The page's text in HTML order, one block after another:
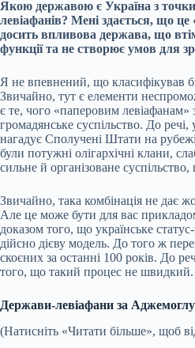
Якою державою є Україна з точки
левіафанів? Мені здається, що
досить впливова держава, що
функції та не створює умов для
Я не впевнений, що класифікував
Звичайно, тут є елементи
є те, чого «паперовим левіафанам»
громадянське суспільство. До
нагадує Сполучені Штати на
були потужні олігархічні клани,
сильне й організоване
Звичайно, така комбінація не дає
Але це може бути для вас
доказом того, що українське
дійсно дієву модель. До того ж
скоєних за останні 100 років. До
того, що такий процес не швидкий.
Держави-левіафани за Аджемоглу
(Натисніть «Читати більше», щоб